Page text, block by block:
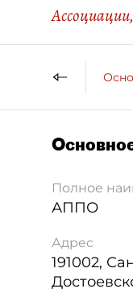
Полное
АППО
Адрес
191002,